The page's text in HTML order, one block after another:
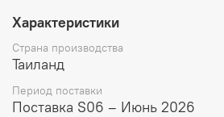
скидки, уточнен способ доставки,
бронирование и т.д.). Затем вам
согласованные счета со ссылками
растений. При этом
Внимание: фото в каталоге
Характеристики
Страна производства
Таиланд
Период поставки
Поставка S06 – Июнь 2026